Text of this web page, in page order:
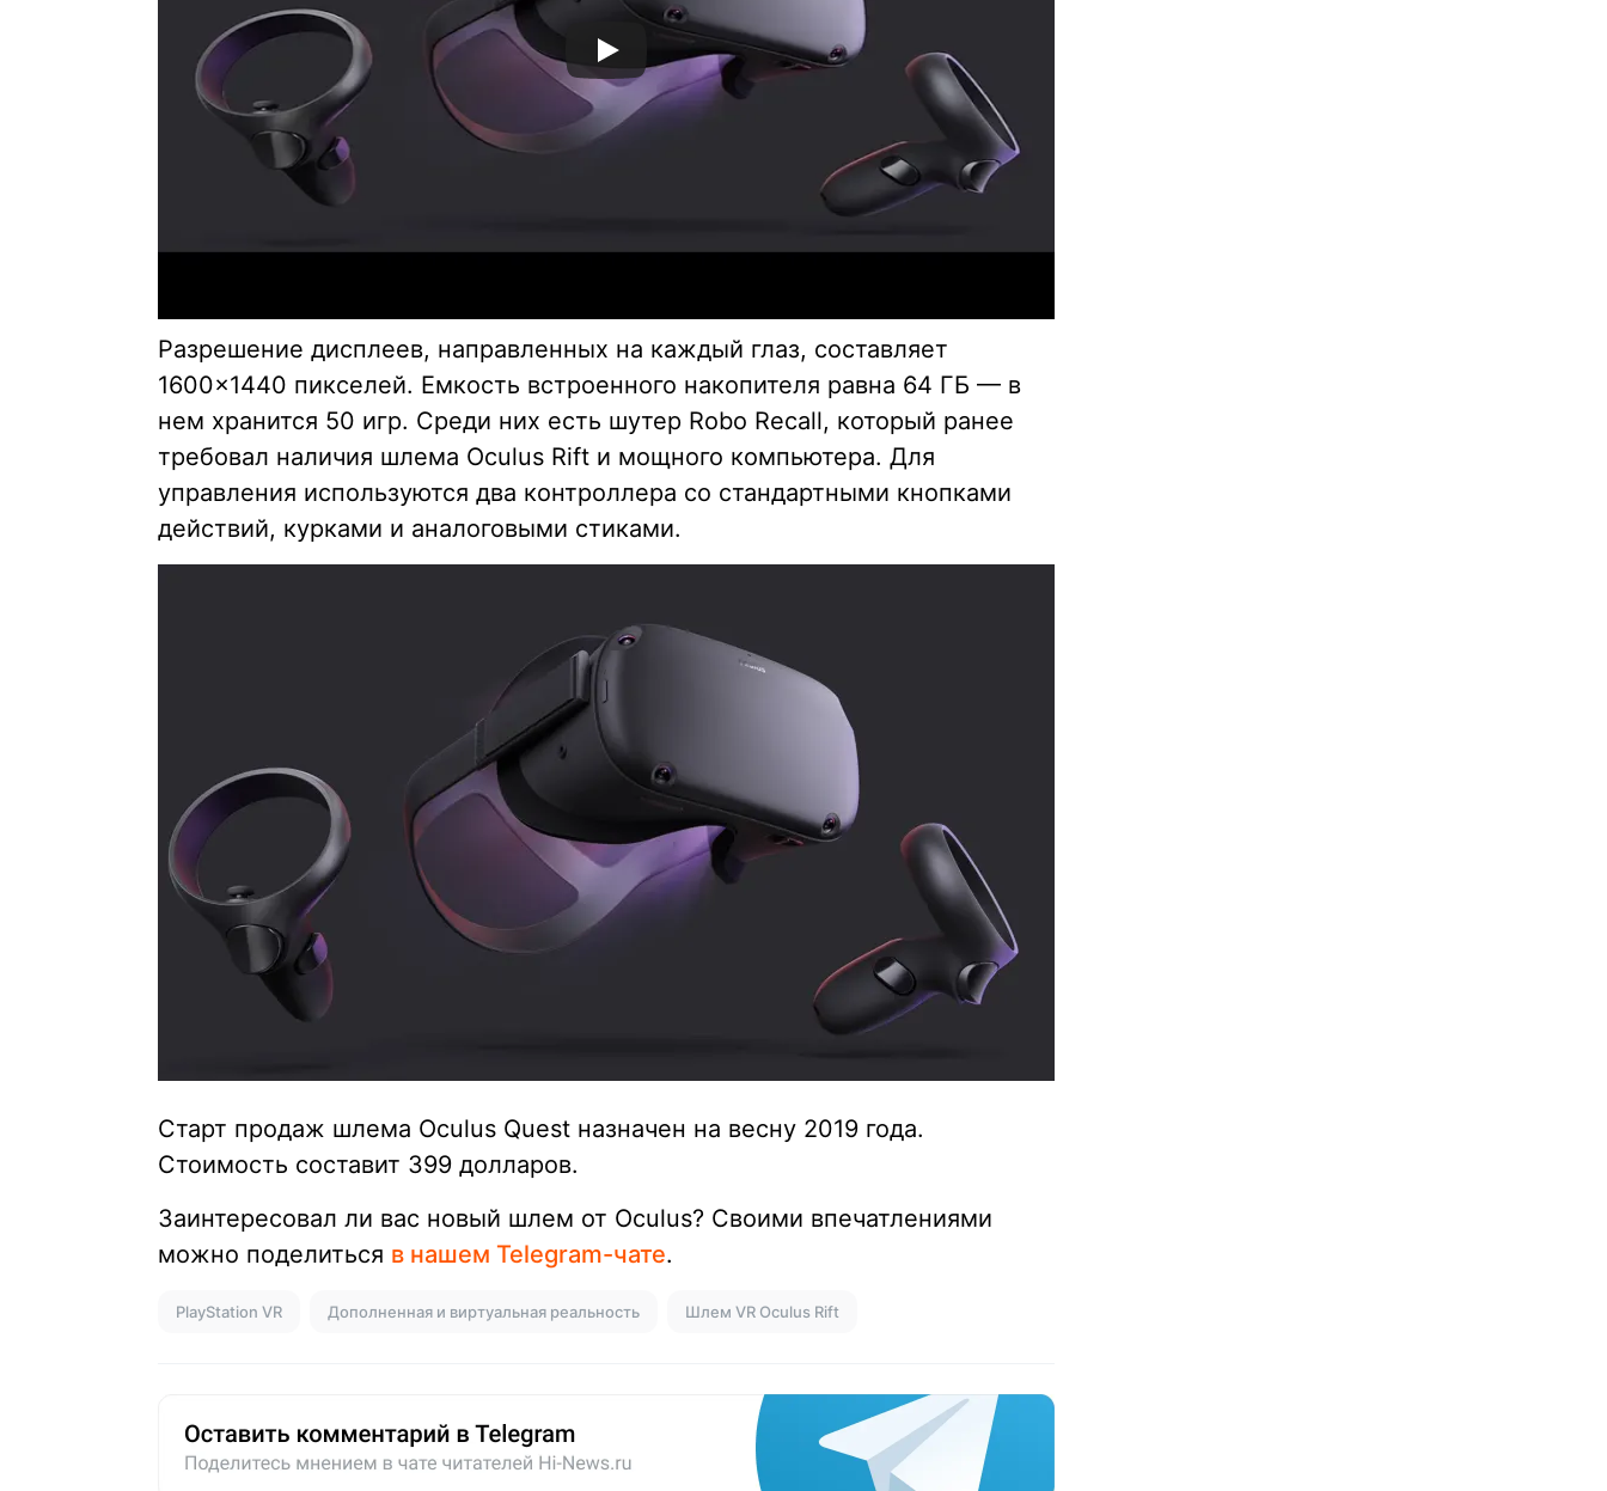
Разрешение дисплеев, направленных на каждый глаз, составляет
1600×1440 пикселей. Емкость встроенного накопителя равна 64 ГБ — в
нем хранится 50 игр. Среди них есть шутер Robo Recall, который ранее
требовал наличия шлема Oculus Rift и мощного компьютера. Для
управления используются два контроллера со стандартными кнопками
действий, курками и аналоговыми стиками.
Старт продаж шлема Oculus Quest назначен на весну 2019 года.
Стоимость составит 399 долларов.
Заинтересовал ли вас новый шлем от Oculus? Своими впечатлениями
можно поделиться в нашем Telegram-чате.
PlayStation VR Дополненная и виртуальная реальность Шлем VR Oculus Rift